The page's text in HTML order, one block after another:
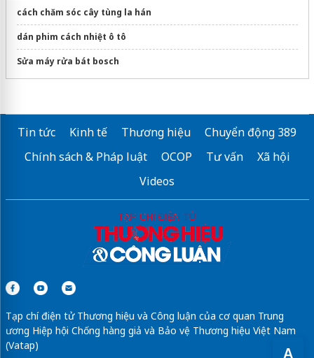
A
cách chăm sóc cây tùng la hán
dán phim cách nhiệt ô tô
Sửa máy rửa bát bosch
Tin tức Kinh tế Thương hiệu
Chuyển động 389
Chính sách & Pháp luật
OCOP Tư vấn
Xã hội
Videos
Tạp chí điện tử Thương hiệu và Công luận của cơ quan Trung
ương Hiệp hội Chống hàng giả và Bảo vệ Thương hiệu Việt Nam
(Vatap)